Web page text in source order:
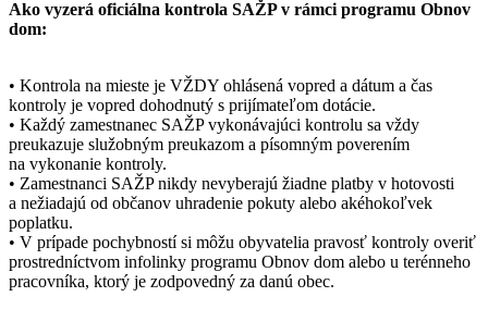
Ako vyzerá oficiálna kontrola SAŽP v rámci programu Obnov
dom:
• Kontrola na mieste je VŽDY ohlásená vopred a dátum a čas
kontroly je vopred dohodnutý s prijímateľom dotácie.
• Každý zamestnanec SAŽP vykonávajúci kontrolu sa vždy
preukazuje služobným preukazom a písomným poverením
na vykonanie kontroly.
• Zamestnanci SAŽP nikdy nevyberajú žiadne platby v hotovosti
a nežiadajú od občanov uhradenie pokuty alebo akéhokoľvek
poplatku.
• V prípade pochybností si môžu obyvatelia pravosť kontroly overiť
prostredníctvom infolinky programu Obnov dom alebo u terénneho
pracovníka, ktorý je zodpovedný za danú obec.